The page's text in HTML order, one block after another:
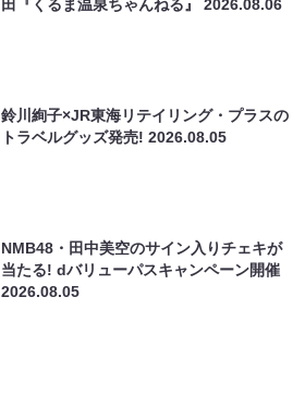
田『くるま温泉ちゃんねる』2026.08.06
鈴川絢子×JR東海リテイリング・プラスの
トラベルグッズ発売!2026.08.05
NMB48・田中美空のサイン入りチェキが
当たる! dバリューパスキャンペーン開催
2026.08.05